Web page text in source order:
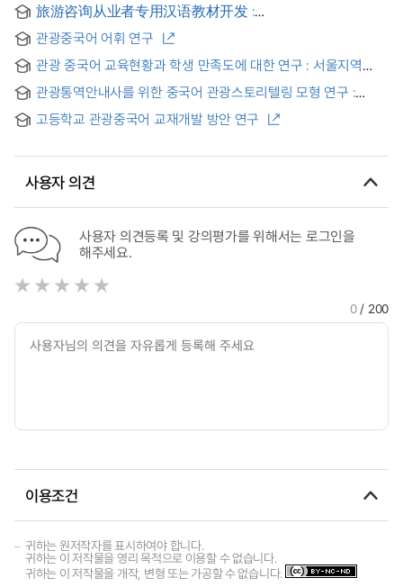
旅游咨询从业者专用汉语教材开发 :
중국어 교재 개발 연구: 서울지역 관광안내를 중심으로
관광중국어 어휘 연구
관광 중국어 교육현황과 학생 만족도에 대한 연구 : 서울지역
관광통역안내사를 위한 중국어 관광스토리텔링 모형 연구 :
고등학교 관광중국어 교재개발 방안 연구
사용자 의견
사용자 의견등록 및 강의평가를 위해서는 로그인을
해주세요.
0/ 200
이용조건
귀하는 원저작자를 표시하여야 합니다.
귀하는 이 저작물을 영리 목적으로 이용할 수 없습니다.
귀하는 이 저작물을 개작, 변형 또는 가공할 수 없습니다.